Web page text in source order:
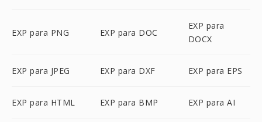
EXP para PNG EXP para DOC
EXP para
DOCX
EXP para JPEG EXP para DXF EXP para EPS
EXP para HTML EXP para BMP EXP para AI